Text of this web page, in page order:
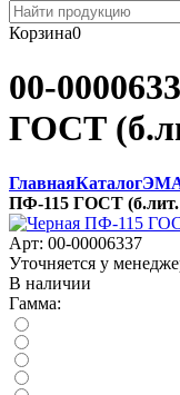
Корзина0
00-
ГОСТ
ГлавнаяКаталог
ПФ-115 ГОСТ (б.лит.
Арт: 00-00006337
Уточняется у
В наличии
Гамма: